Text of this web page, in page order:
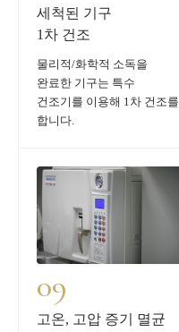
세척된 기구
1차 건조
물리적/화학적 소독을
완료한 기구는 특수
건조기를 이용해 1차 건조를
합니다.
09
고온, 고압 증기 멸균